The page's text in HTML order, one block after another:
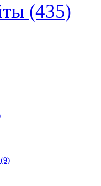
(435)
(9)